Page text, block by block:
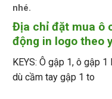
nhé.
Địa chỉ đặt mua ô
động in logo theo
KEYS: Ô gập 1, ô gập
dù cầm tay gập 1 to